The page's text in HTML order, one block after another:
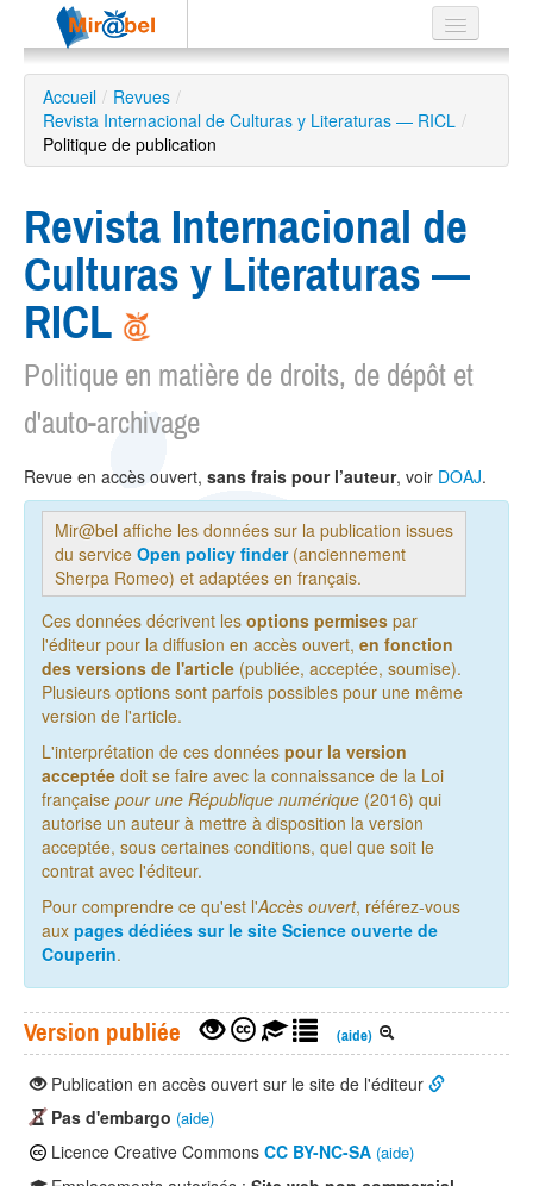
Le réseau
Soutien
Listes
Recherche
avancée
ES
?
Accueil / Revues /
Revista Internacional de Culturas y Literaturas — RICL /
Politique de publication
Revista Internacional de
Culturas y Literaturas —
RICL
Politique en matière de droits, de dépôt et
d'auto-archivage
Revue en accès ouvert, sans frais pour l’auteur, voir DOAJ.
Mir@bel affiche les données sur la publication issues
du service Open policy finder(anciennement
Sherpa Romeo) et adaptées en français.
Ces données décrivent les options permises par
l'éditeur pour la diffusion en accès ouvert, en fonction
des versions de l'article (publiée, acceptée, soumise).
Plusieurs options sont parfois possibles pour une même
version de l'article.
L'interprétation de ces données pour la version
acceptée doit se faire avec la connaissance de la Loi
française pour une République numérique (2016) qui
autorise un auteur à mettre à disposition la version
acceptée, sous certaines conditions, quel que soit le
contrat avec l'éditeur.
Pour comprendre ce qu'est l'Accès ouvert, référez-vous
aux pages dédiées sur le site Science ouverte de
Couperin.
Version publiée (aide)
Publication en accès ouvert sur le site de l'éditeur
Pas d'embargo (aide)
Licence Creative Commons CC BY-NC-SA (aide)